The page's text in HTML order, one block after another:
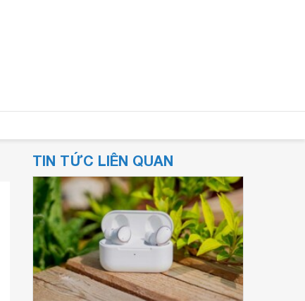
TIN TỨC LIÊN QUAN